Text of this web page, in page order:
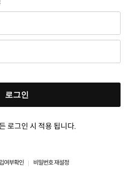
로그인
로그인 시 적용 됩니다.
여부확인 비밀번호 재설정